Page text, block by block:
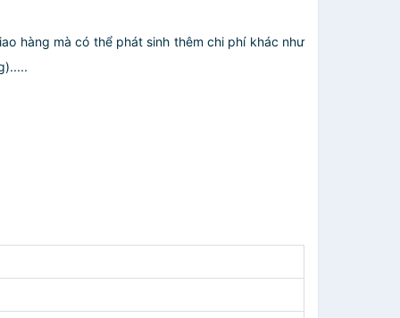
hàng mà có thể phát sinh thêm chi phí khác như